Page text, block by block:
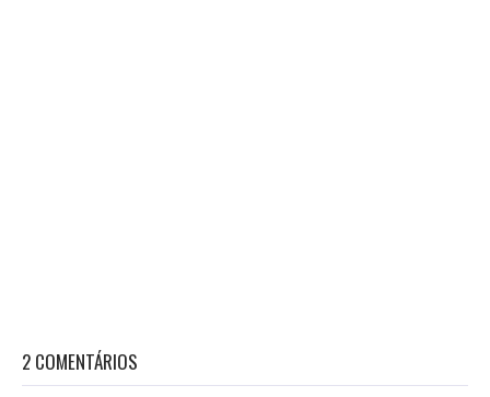
2 COMENTÁRIOS